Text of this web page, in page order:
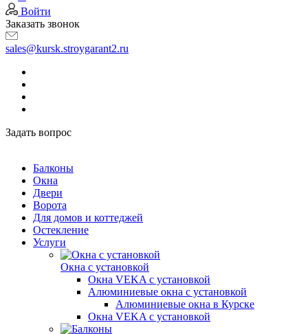
Войти
Заказать звонок
sales@kursk.stroygarant2.ru
Задать вопрос
Балконы
Окна
Двери
Ворота
Для домов и коттеджей
Остекление
Услуги
Окна с установкой
Окна VEKA с установкой
Алюминиевые окна с установкой
Алюминиевые окна в Курске
Окна VEKA с установкой